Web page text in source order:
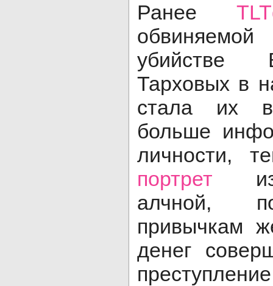
Ранее
убийстве
Тарховых в
стала их
больше
личности,
портрет
алчной,
привычкам
денег